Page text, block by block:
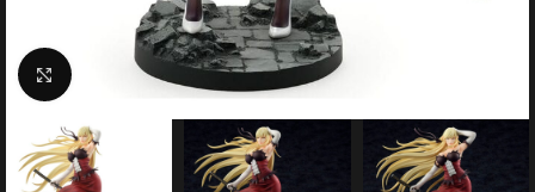
Click to enlarge